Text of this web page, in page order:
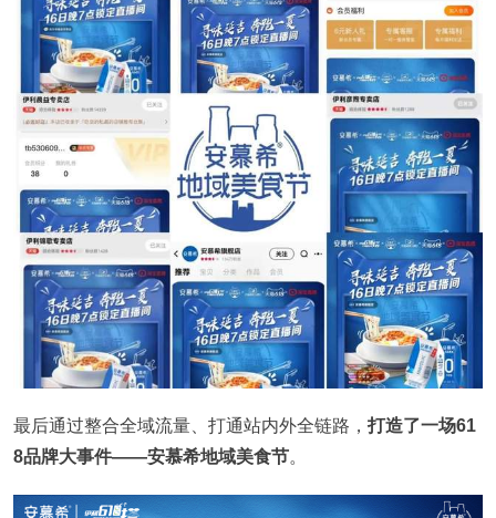
最后通过整合全域流量、打通站内外全链路， 打造了一场61
8品牌大事件——安慕希地域美食节。